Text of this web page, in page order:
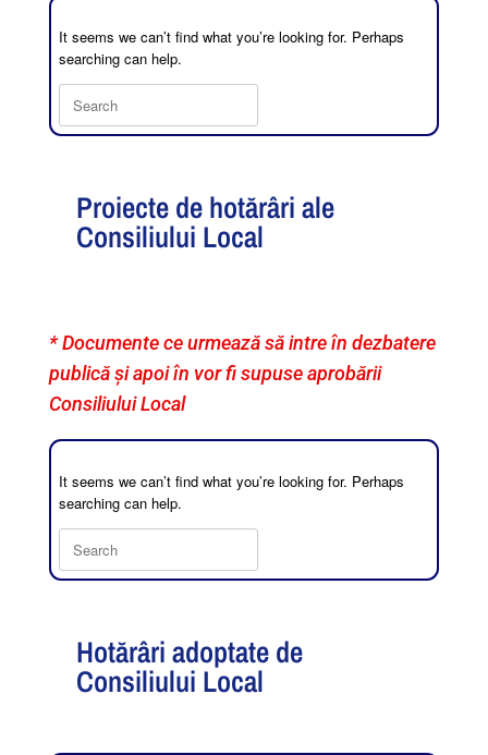
It seems we can’t find what you’re looking for. Perhaps
searching can help.
Proiecte de hotărâri ale
Consiliului Local
* Documente ce urmează să intre în dezbatere
publică și apoi în vor fi supuse aprobării
Consiliului Local
It seems we can’t find what you’re looking for. Perhaps
searching can help.
Hotărâri adoptate de
Consiliului Local